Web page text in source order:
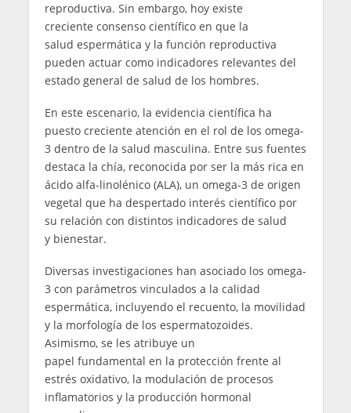
reproductiva. Sin embargo, hoy existe
creciente consenso científico en que la
salud espermática y la función reproductiva
pueden actuar como indicadores relevantes del
estado general de salud de los hombres.
En este escenario, la evidencia científica ha
puesto creciente atención en el rol de los omega-
3 dentro de la salud masculina. Entre sus fuentes
destaca la chía, reconocida por ser la más rica en
ácido alfa-linolénico (ALA), un omega-3 de origen
vegetal que ha despertado interés científico por
su relación con distintos indicadores de salud
y bienestar.
Diversas investigaciones han asociado los omega-
3 con parámetros vinculados a la calidad
espermática, incluyendo el recuento, la movilidad
y la morfología de los espermatozoides.
Asimismo, se les atribuye un
papel fundamental en la protección frente al
estrés oxidativo, la modulación de procesos
inflamatorios y la producción hormonal